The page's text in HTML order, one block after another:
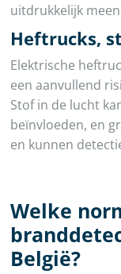
uitdrukkelijk
Heftrucks,
Elektrische
een aanvullend
Stof in de lucht
beïnvloeden, en
en kunnen
Welke
België?